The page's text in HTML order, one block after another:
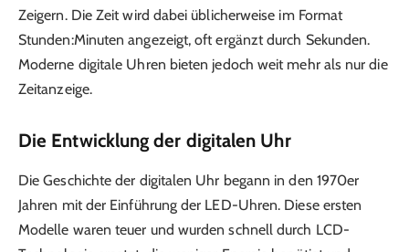
Zeigern. Die Zeit wird dabei üblicherweise im Format
Stunden:Minuten angezeigt, oft ergänzt durch Sekunden.
Moderne digitale Uhren bieten jedoch weit mehr als nur die
Zeitanzeige.
Die Entwicklung der digitalen Uhr
Die Geschichte der digitalen Uhr begann in den 1970er
Jahren mit der Einführung der LED-Uhren. Diese ersten
Modelle waren teuer und wurden schnell durch LCD-